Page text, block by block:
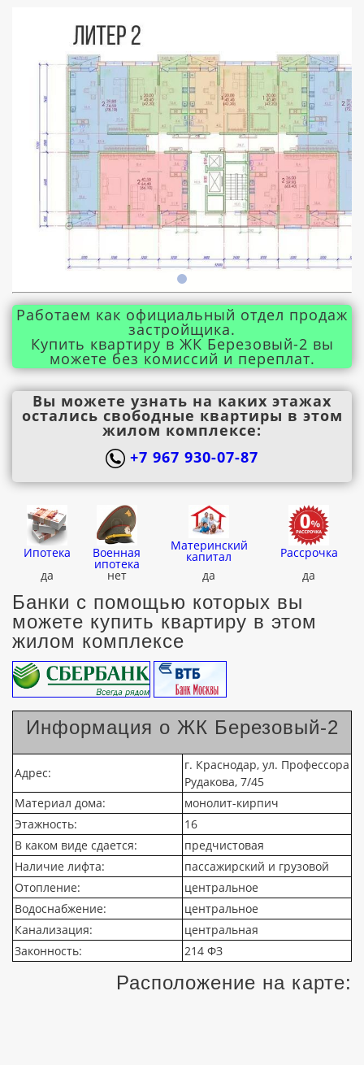
Работаем как официальный отдел продаж
застройщика.
Купить квартиру в ЖК Березовый-2 вы
можете без комиссий и переплат.
Вы можете узнать на каких этажах
остались свободные квартиры в этом
жилом комплексе:
+7 967 930-07-87
Ипотека Военная
ипотека
Материнский
капитал
Рассрочка
да
нет да да
Банки с помощью которых вы
можете купить квартиру в этом
жилом комплексе
Информация о ЖК Березовый-2
Адрес:
г. Краснодар, ул. Профессора
Рудакова, 7/45
Материал дома:
монолит-кирпич
Этажность:
16
В каком виде сдается:
предчистовая
Наличие лифта:
пассажирский и грузовой
Отопление:
центральное
Водоснабжение:
центральное
Канализация:
центральная
Законность:
214 ФЗ
Расположение на карте: